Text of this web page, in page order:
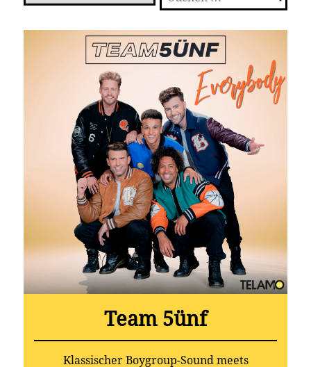
nach:
Team 5ünf
Klassischer Boygroup-Sound meets